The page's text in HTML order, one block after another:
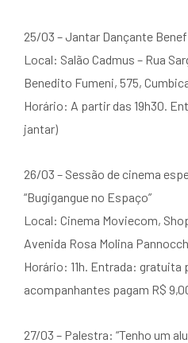
25/03 – Jantar Dançante
Local: Salão Cadmus – Rua
Benedito Fumeni, 575,
Horário: A partir das 19h30.
jantar)
26/03 – Sessão de cinema
“Bugigangue no Espaço”
Local: Cinema Moviecom,
Avenida Rosa Molina
Horário: 11h. Entrada: gratuita
acompanhantes pagam R$
27/03 – Palestra: “Tenho um